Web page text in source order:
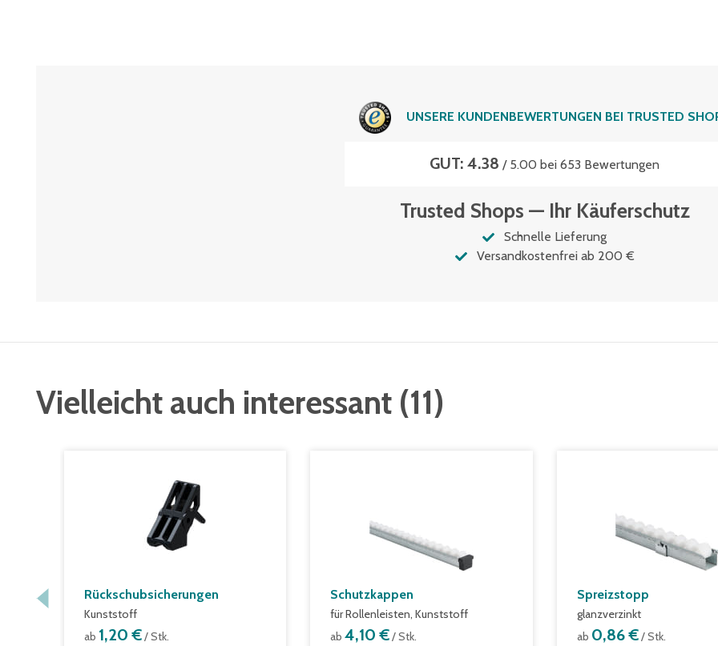
UNSERE KUNDENBEWERTUNGEN BEI TRUSTED
GUT: 4.38 / 5.00 bei 653 Bewertungen
Trusted Shops — Ihr Käuferschutz
Schnelle Lieferung
Versandkostenfrei ab 200 €
Vielleicht auch interessant (11)
Rückschubsicherungen
Kunststoff
ab 1,20 €/ Stk.
Schutzkappen
für Rollenleisten, Kunststoff
ab4,10 €/ Stk.
Spreizstopp
glanzverzinkt
ab 0,86 €/ Stk.